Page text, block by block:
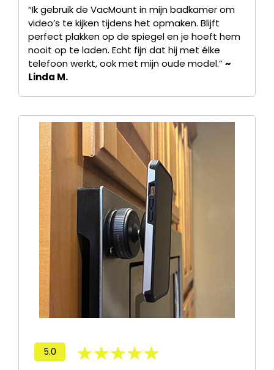
“Ik gebruik de VacMount in mijn badkamer om
video’s te kijken tijdens het opmaken. Blijft
perfect plakken op de spiegel en je hoeft hem
nooit op te laden. Echt fijn dat hij met élke
telefoon werkt, ook met mijn oude model.”~
Linda M.
5.0